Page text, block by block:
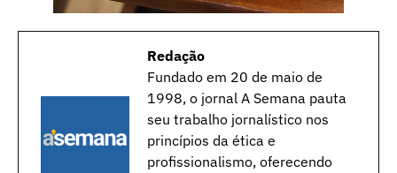
Redação
Fundado em 20 de maio de
1998, o jornal A Semana pauta
seu trabalho jornalístico nos
princípios da ética e
profissionalismo, oferecendo